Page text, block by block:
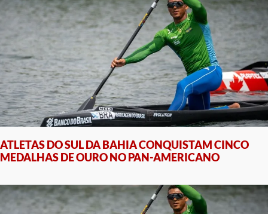
ATLETAS DO SUL DA BAHIA CONQUISTAM CINCO
MEDALHAS DE OURO NO PAN-AMERICANO